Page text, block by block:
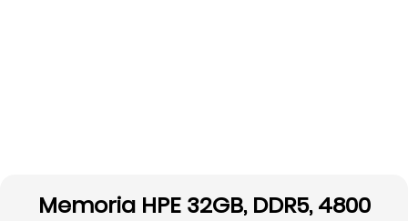
Memoria HPE 32GB, DDR5, 4800